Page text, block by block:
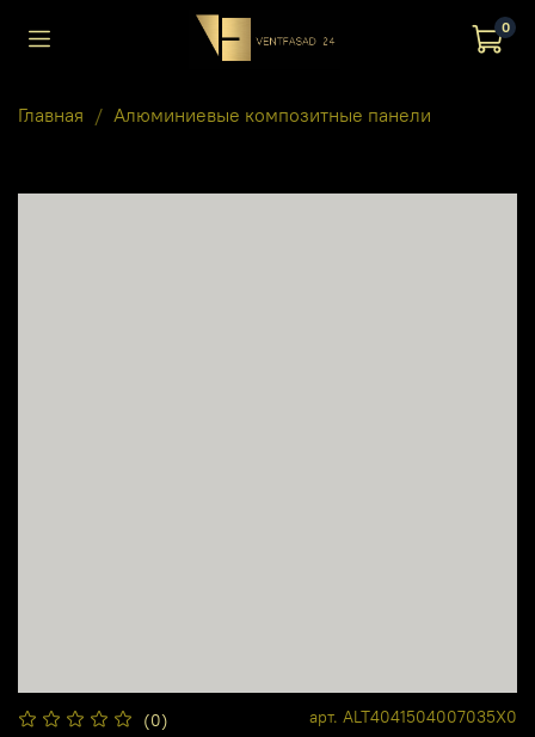
0
Главная Алюминиевые композитные панели
(0) арт. ALT4041504007035X0